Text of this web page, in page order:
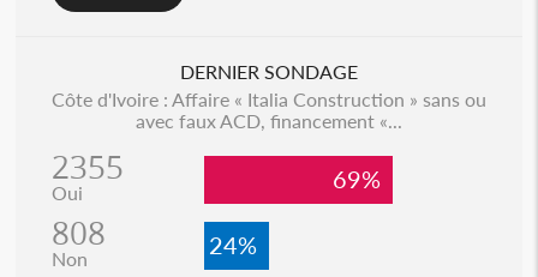
DERNIER SONDAGE
Côte d'Ivoire : Affaire « Italia Construction » sans ou
avec faux ACD, financement «...
2355
Oui 69%
808
Non 24%